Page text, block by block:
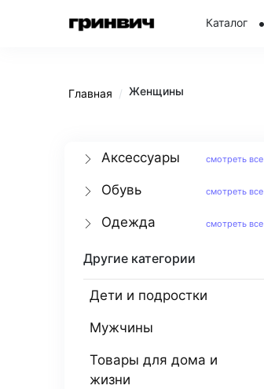
Каталог
Главная Женщины
Аксессуары смотреть все
Обувь смотреть все
Одежда смотреть все
Другие категории
Дети и подростки
Мужчины
Товары для дома и
жизни